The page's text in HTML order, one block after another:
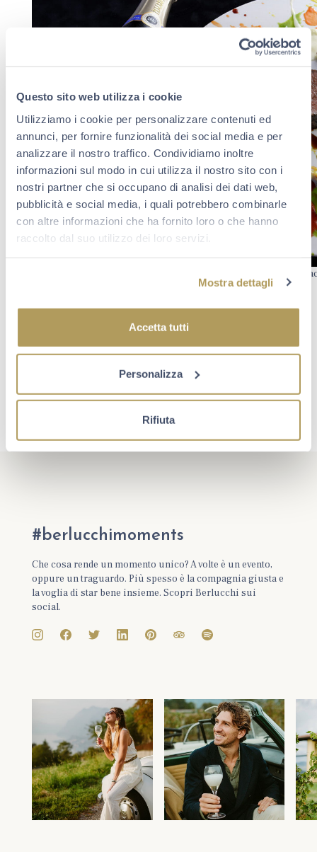
Questo sito web utilizza i cookie
Utilizziamo i cookie per personalizzare contenuti ed
annunci, per fornire funzionalità dei social media e per
analizzare il nostro traffico. Condividiamo inoltre
informazioni sul modo in cui utilizza il nostro sito con i
nostri partner che si occupano di analisi dei dati web,
pubblicità e social media, i quali potrebbero combinarle
con altre informazioni che ha fornito loro o che hanno
raccolto dal suo utilizzo dei loro servizi.
Mostra dettagli
Accetta tutti
Personalizza
Rifiuta
Psychedelic Spin Painted Veal con Palazzo Lana Extrême
#berlucchimoments
Che cosa rende un momento unico? A volte è un evento,
oppure un traguardo. Più spesso è la compagnia giusta e
la voglia di star bene insieme. Scopri Berlucchi sui
social.